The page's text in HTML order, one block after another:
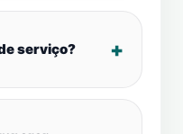
serviço?